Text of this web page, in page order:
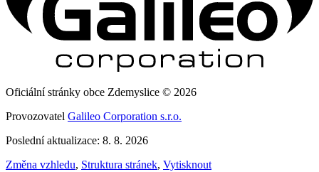
Oficiální stránky obce Zdemyslice © 2026
Provozovatel Galileo Corporation s.r.o.
Poslední aktualizace: 8. 8. 2026
Změna vzhledu, Struktura stránek, Vytisknout